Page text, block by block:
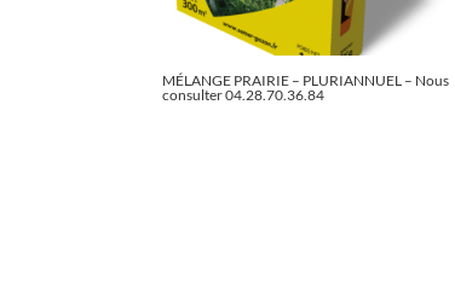
MÉLANGE PRAIRIE – PLURIANNUEL – Nous
consulter 04.28.70.36.84